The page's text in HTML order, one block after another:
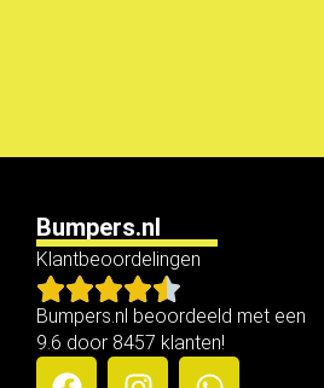
Bumpers.nl
Klantbeoordelingen
Bumpers.nl beoordeeld met een
9.6 door 8457 klanten!